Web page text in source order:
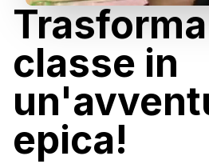
classe in
epica!